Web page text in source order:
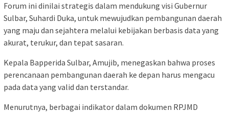
Forum ini dinilai strategis dalam mendukung visi Gubernur
Sulbar, Suhardi Duka, untuk mewujudkan pembangunan daerah
yang maju dan sejahtera melalui kebijakan berbasis data yang
akurat, terukur, dan tepat sasaran.
Kepala Bapperida Sulbar, Amujib, menegaskan bahwa proses
perencanaan pembangunan daerah ke depan harus mengacu
pada data yang valid dan terstandar.
Menurutnya, berbagai indikator dalam dokumen RPJMD